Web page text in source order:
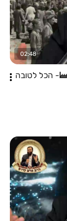
02:48
16 בשואה 🧑‍🏭- הכל לטובה